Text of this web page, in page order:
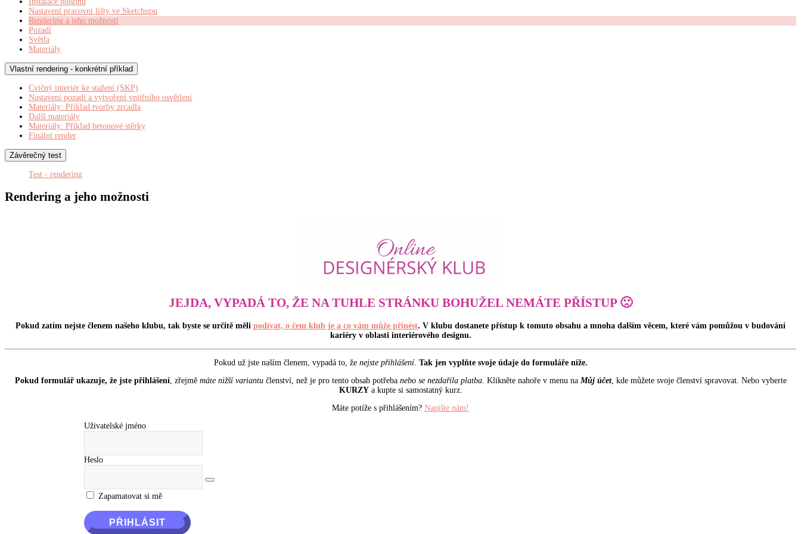
Nastavení pracovní lišty ve Sketchupu
Rendering a jeho možnosti
Pozadí
Světla
Materiály
Vlastní rendering - konkrétní příklad
Cvičný interiér ke stažení (SKP)
Nastavení pozadí a vytvoření vnitřního osvětlení
Materiály: Příklad tvorby zrcadla
Další materiály
Materiály: Příklad betonové stěrky
Finální render
Závěrečný test
Test - rendering
Rendering a jeho možnosti
JEJDA, VYPADÁ TO, ŽE NA TUHLE STRÁNKU BOHUŽEL NEMÁTE PŘÍSTUP 🙁
Pokud zatím nejste členem našeho klubu, tak byste se určitě měli podívat, o čem klub je a co vám může přinést. V klubu dostanete přístup k tomuto obsahu a mnoha dalším věcem, které vám pomůžou v budování
kariéry v oblasti interiérového designu.
Pokud už jste naším členem, vypadá to, že nejste přihlášení. Tak jen vyplňte svoje údaje do formuláře níže.
Pokud formulář ukazuje, že jste přihlášení, zřejměmáte nižší variantučlenství, než je pro tento obsah potřeba nebo se nezdařila platba. Klikněte nahoře v menu na Můj účet, kde můžete svoje členství spravovat. Nebo vyberte
KURZYa kupte si samostatný kurz.
Máte potíže s přihlášením? Napište nám!
Uživatelské jméno
Heslo
Zapamatovat si mě